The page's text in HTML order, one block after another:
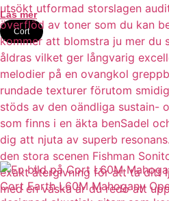
Läs mer
Cort